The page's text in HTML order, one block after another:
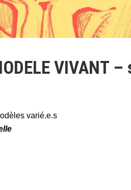
VIVANT
varié.e.s